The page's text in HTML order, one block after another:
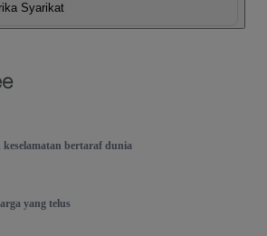
Syarikat
keselamatan bertaraf dunia
yang telus